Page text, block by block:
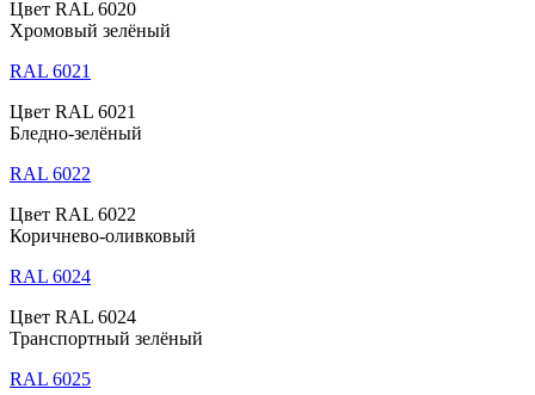
Цвет RAL 6020
Хромовый зелёный
RAL 6021
Цвет RAL 6021
Бледно-зелёный
RAL 6022
Цвет RAL 6022
Коричнево-оливковый
RAL 6024
Цвет RAL 6024
Транспортный зелёный
RAL 6025